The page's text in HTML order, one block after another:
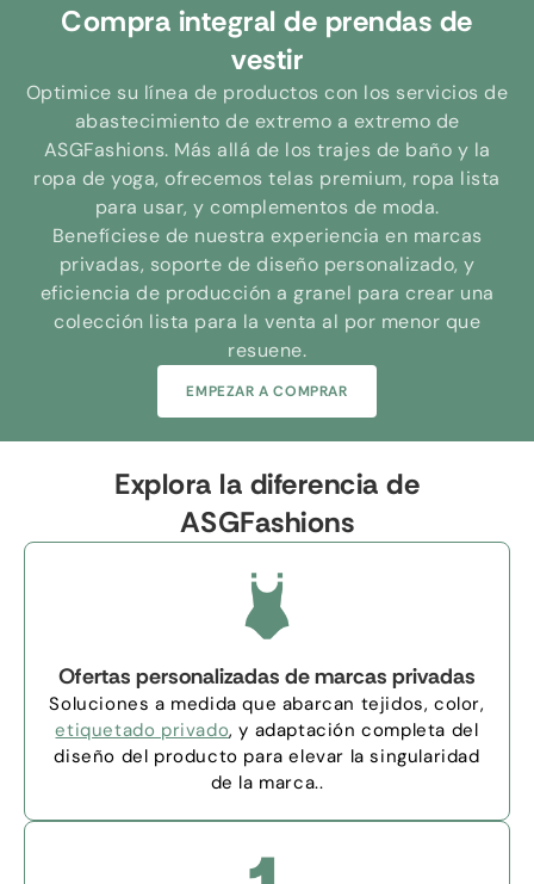
Compra integral de prendas de
vestir
Optimice su línea de productos con los servicios de
abastecimiento de extremo a extremo de
ASGFashions. Más allá de los trajes de baño y la
ropa de yoga, ofrecemos telas premium, ropa lista
para usar, y complementos de moda.
Benefíciese de nuestra experiencia en marcas
privadas, soporte de diseño personalizado, y
eficiencia de producción a granel para crear una
colección lista para la venta al por menor que
resuene.
EMPEZAR A COMPRAR
Explora la diferencia de
ASGFashions
Ofertas personalizadas de marcas privadas
Soluciones a medida que abarcan tejidos, color,
etiquetado privado, y adaptación completa del
diseño del producto para elevar la singularidad
de la marca..